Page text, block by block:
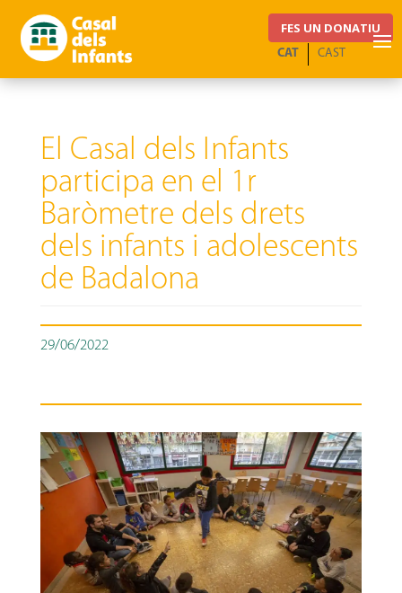
FES UN DONATIU
CAST
CAT
El Casal dels Infants
participa en el 1r
Baròmetre dels drets
dels infants i adolescents
de Badalona
29/06/2022